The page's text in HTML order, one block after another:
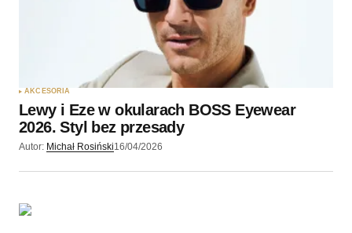
Twój adres e-mail*
Zapamiętaj moje dane w tej przeglądarce podczas
pisania kolejnych komentarzy.
Wyślij komentarz
AKCESORIA
Lewy i Eze w okularach BOSS Eyewear
2026. Styl bez przesady
Autor: Michał Rosiński16/04/2026